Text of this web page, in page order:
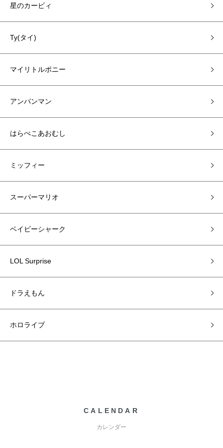
星のカービィ
Ty(タイ)
マイリトルポニー
アンパンマン
はらぺこあおむし
ミッフィー
スーパーマリオ
ベイビーシャーク
LOL Surprise
ドラえもん
ホロライブ
CALENDAR
カレンダー